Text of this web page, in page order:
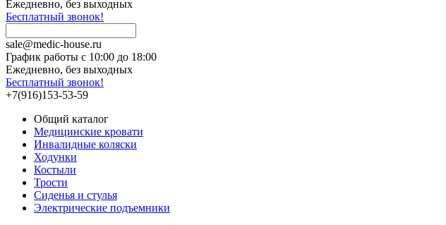
Ежедневно, без выходных
Бесплатный звонок!
sale@medic-house.ru
График работы с 10:00 до 18:00
Ежедневно, без выходных
Бесплатный звонок!
+7(916)153-53-59
Общий каталог
Медицинские кровати
Инвалидные коляски
Ходунки
Костыли
Трости
Сиденья и стулья
Электрические подъемники